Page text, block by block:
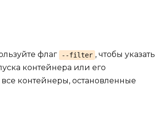
флаг --filter , чтобы указать
контейнера или его
контейнеры, остановленные